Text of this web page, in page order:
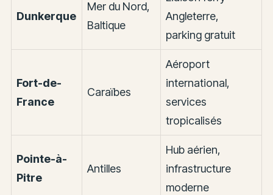
Dunkerque
Mer du Nord,
Baltique
Angleterre,
parking gratuit
Fort-de-
France
Caraïbes
Aéroport
international,
services
tropicalisés
Pointe-à-
Pitre
Antilles
Hub aérien,
infrastructure
moderne